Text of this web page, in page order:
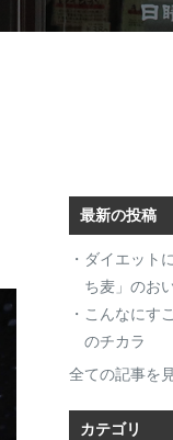
最新の投稿
・ダイエット
ち麦」のお
・こんなにす
のチカラ
全ての記事を
カテゴリ